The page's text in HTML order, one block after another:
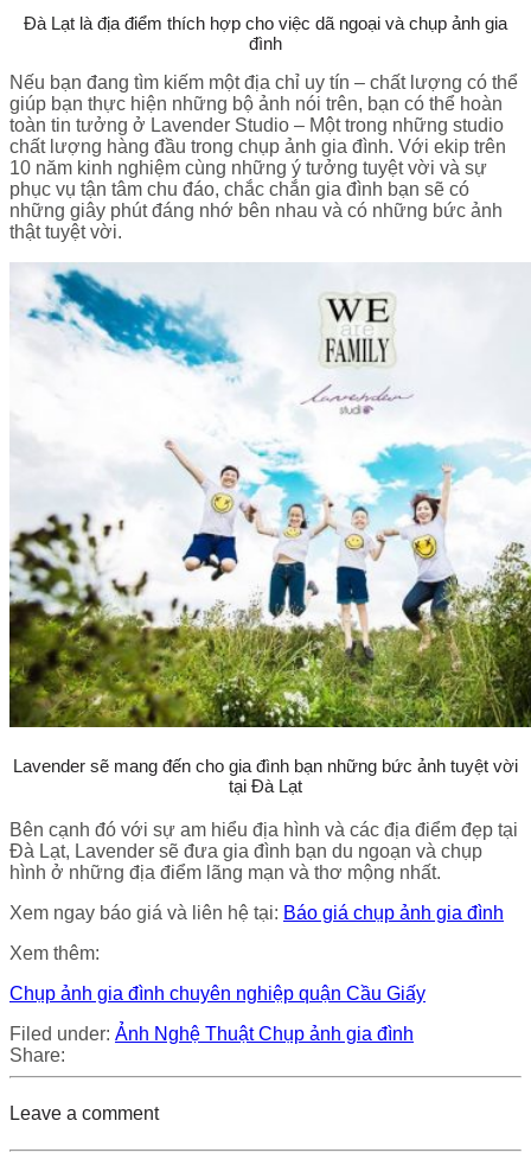
Đà Lạt là địa điểm thích hợp cho việc dã ngoại và chụp ảnh gia
đình
Nếu bạn đang tìm kiếm một địa chỉ uy tín – chất lượng có thể
giúp bạn thực hiện những bộ ảnh nói trên, bạn có thể hoàn
toàn tin tưởng ở Lavender Studio – Một trong những studio
chất lượng hàng đầu trong chụp ảnh gia đình. Với ekip trên
10 năm kinh nghiệm cùng những ý tưởng tuyệt vời và sự
phục vụ tận tâm chu đáo, chắc chắn gia đình bạn sẽ có
những giây phút đáng nhớ bên nhau và có những bức ảnh
thật tuyệt vời.
Lavender sẽ mang đến cho gia đình bạn những bức ảnh tuyệt vời
tại Đà Lạt
Bên cạnh đó với sự am hiểu địa hình và các địa điểm đẹp tại
Đà Lạt, Lavender sẽ đưa gia đình bạn du ngoạn và chụp
hình ở những địa điểm lãng mạn và thơ mộng nhất.
Xem ngay báo giá và liên hệ tại: Báo giá chụp ảnh gia đình
Xem thêm:
Chụp ảnh gia đình chuyên nghiệp quận Cầu Giấy
Filed under: Ảnh Nghệ ThuậtChụp ảnh gia đình
Share:
Leave a comment